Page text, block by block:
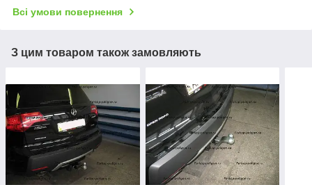
Всі умови повернення
З цим товаром також замовляють